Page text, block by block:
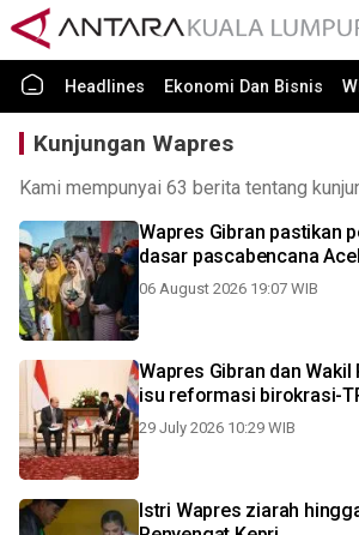
Headlines Ekonomi Dan Bisnis
Kunjungan Wapres
Kami mempunyai 63 berita tentang
Wapres Gibran pastikan
dasar pascabencana
06 August 2026 19:07 WIB
Wapres Gibran dan
isu reformasi birokrasi-
29 July 2026 10:29 WIB
Istri Wapres ziarah